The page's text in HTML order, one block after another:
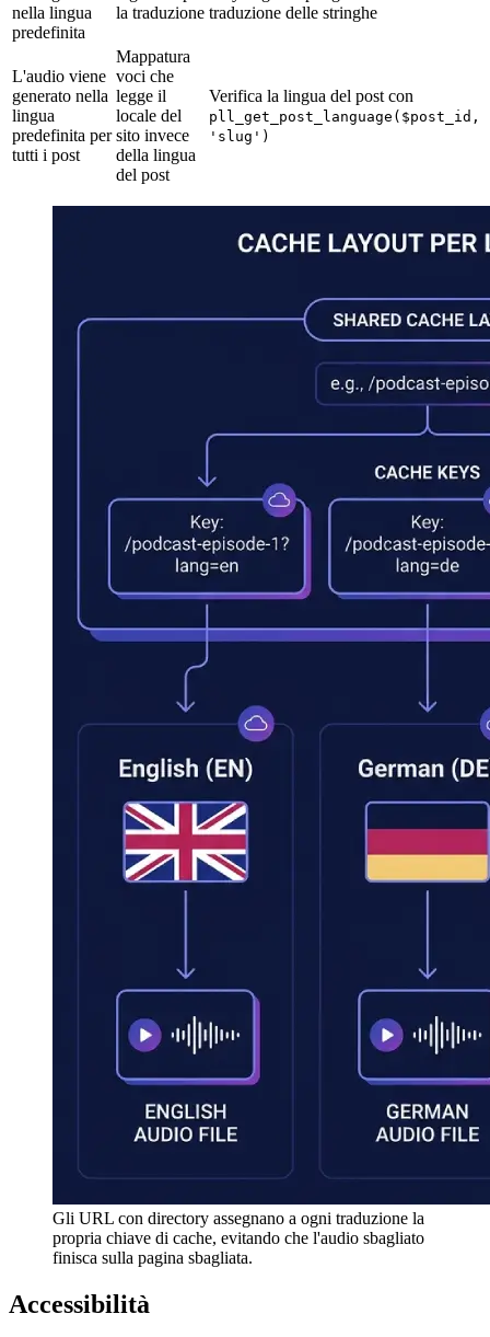
nella lingua
predefinita
la traduzione traduzione delle stringhe
L'audio viene
generato nella
lingua
predefinita per
tutti i post
Mappatura
voci che
legge il
locale del
sito invece
della lingua
del post
Verifica la lingua del post con
pll_get_post_language($post_id,
'slug')
Gli URL con directory assegnano a ogni traduzione la
propria chiave di cache, evitando che l'audio sbagliato
finisca sulla pagina sbagliata.
Accessibilità